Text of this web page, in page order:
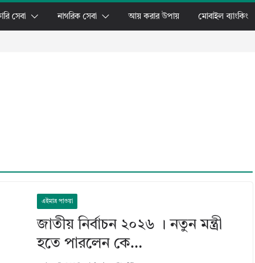
সেবা নাগরিক সেবা আয় করার উপায় মোবাইল ব্যাংকিং
এইমাত্র পাওয়া
জাতীয় নির্বাচন ২০২৬ । নতুন মন্ত্রী
হতে পারলেন কে…